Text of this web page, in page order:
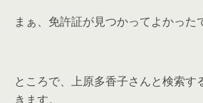
まぁ、免許証が見つかってよかった
ところで、上原多香子さんと検索す
きます。